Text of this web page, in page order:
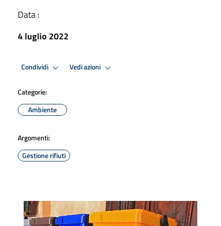
Data :
4 luglio 2022
Condividi Vedi azioni
Categorie:
Ambiente
Argomenti:
Gestione rifiuti